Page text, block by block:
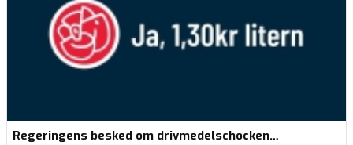
Regeringens besked om drivmedelschocken…